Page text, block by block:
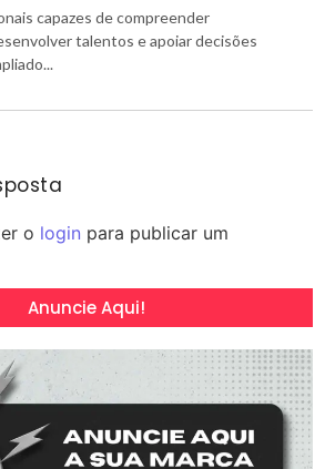
capazes de compreender
talentos e apoiar decisões
o login para publicar um
Anuncie Aqui!